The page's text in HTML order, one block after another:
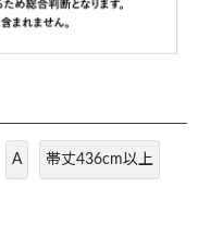
A 帯丈436cm以上